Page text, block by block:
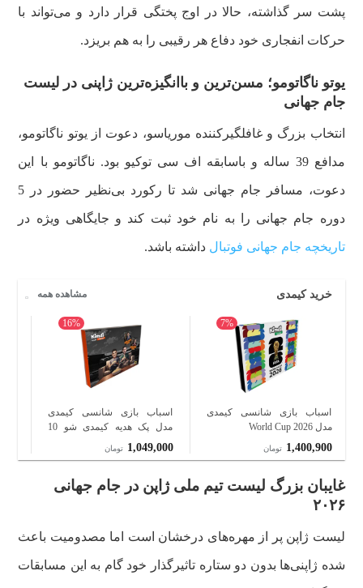
پشت سر گذاشته، حالا در اوج پختگی قرار دارد و می‌تواند با
حرکات انفجاری خود دفاع هر رقیبی را به هم بریزد.
یوتو ناگاتومو؛ مسن‌ترین و باانگیزه‌ترین ژاپنی در لیست
جام جهانی
انتخاب بزرگ و غافلگیرکننده موریاسو، دعوت از یوتو ناگاتومو،
مدافع 39 ساله و باسابقه اف سی توکیو بود. ناگاتومو با این
دعوت، مسافر جام جهانی شد تا رکورد بی‌نظیر حضور در 5
دوره جام جهانی را به نام خود ثبت کند و جایگاهی ویژه در
تاریخچه جام جهانی فوتبال داشته باشد.
خرید کیمدی مشاهده همه
7%
اسباب بازی شانسی کیمدی
مدل World Cup 2026
1,400,900 تومان
16%
اسباب بازی شانسی کیمدی
مدل پک هدیه کیمدی شو 10
عددی
1,049,000 تومان
غایبان بزرگ لیست تیم ملی ژاپن در جام جهانی
۲۰۲۶
لیست ژاپن پر از مهره‌های درخشان است اما مصدومیت باعث
شده ژاپنی‌ها بدون دو ستاره تاثیرگذار خود گام به این مسابقات